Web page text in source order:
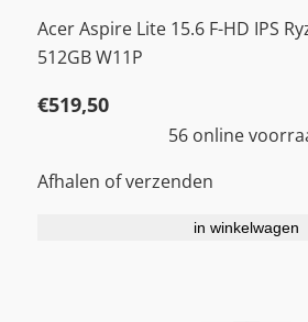
Acer Aspire Lite 15.6 F-HD IPS
512GB W11P
€519,50
56 online
Afhalen of verzenden
in winkelwagen